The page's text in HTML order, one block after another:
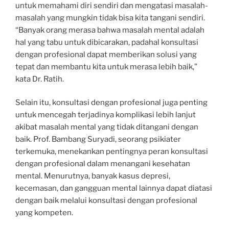
untuk memahami diri sendiri dan mengatasi masalah-
masalah yang mungkin tidak bisa kita tangani sendiri.
“Banyak orang merasa bahwa masalah mental adalah
hal yang tabu untuk dibicarakan, padahal konsultasi
dengan profesional dapat memberikan solusi yang
tepat dan membantu kita untuk merasa lebih baik,”
kata Dr. Ratih.
Selain itu, konsultasi dengan profesional juga penting
untuk mencegah terjadinya komplikasi lebih lanjut
akibat masalah mental yang tidak ditangani dengan
baik. Prof. Bambang Suryadi, seorang psikiater
terkemuka, menekankan pentingnya peran konsultasi
dengan profesional dalam menangani kesehatan
mental. Menurutnya, banyak kasus depresi,
kecemasan, dan gangguan mental lainnya dapat diatasi
dengan baik melalui konsultasi dengan profesional
yang kompeten.